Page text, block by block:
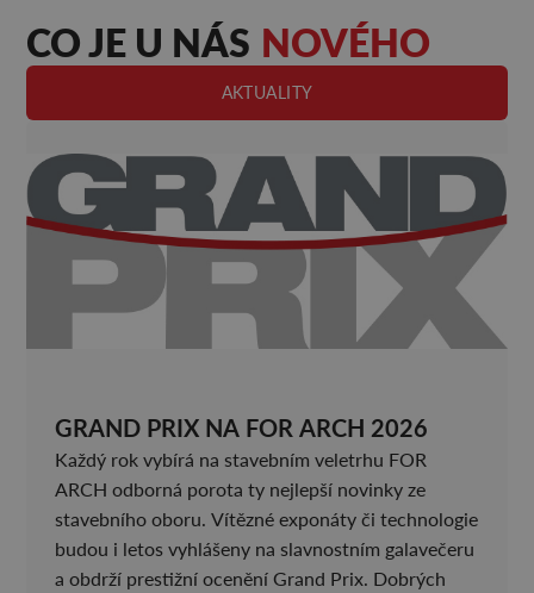
CO JE U NÁS NOVÉHO
AKTUALITY
GRAND PRIX NA FOR ARCH 2026
Každý rok vybírá na stavebním veletrhu FOR
ARCH odborná porota ty nejlepší novinky ze
stavebního oboru. Vítězné exponáty či technologie
budou i letos vyhlášeny na slavnostním galavečeru
a obdrží prestižní ocenění Grand Prix. Dobrých